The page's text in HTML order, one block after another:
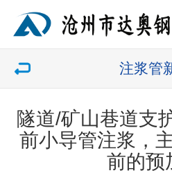
注浆管
隧道/矿山巷道支
前小导管注浆，
前的预